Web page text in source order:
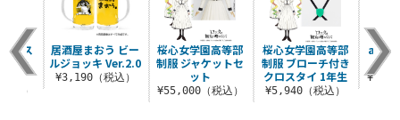
桜心女学園高等部
制服 ジャケットセ
ット
¥55,000（税込）
桜心女学園高等部
制服 ブローチ付き
クロスタイ 1年生
¥5,940（税込）
ワ
ウス
チュ
込）
居酒屋まおう ビー
ルジョッキ Ver.2.0
¥3,190（税込）